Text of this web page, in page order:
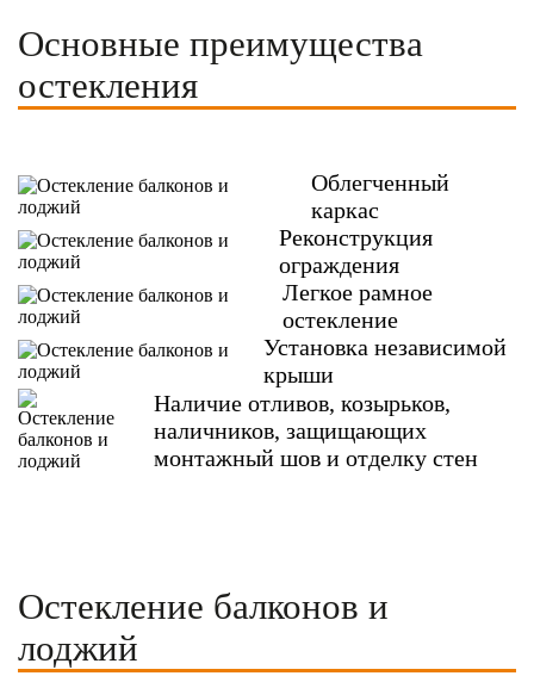
Основные преимущества
остекления
Облегченный
каркас
Реконструкция
ограждения
Легкое рамное
остекление
Установка независимой
крыши
Наличие отливов, козырьков,
наличников, защищающих
монтажный шов и отделку стен
Остекление балконов и
лоджий